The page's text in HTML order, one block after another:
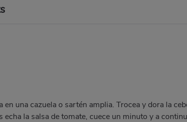
en una cazuela o sartén amplia. Trocea y dora la
echa la salsa de tomate, cuece un minuto y a